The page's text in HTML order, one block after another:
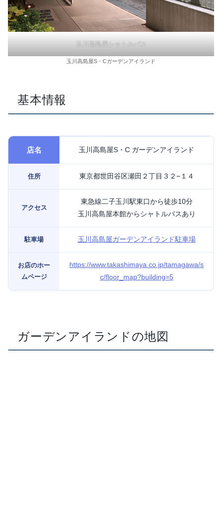
玉川高島屋シャトルバス
玉川高島屋S・Cガーデンアイランド
基本情報
店名 玉川高島屋S・C ガーデンアイランド
住所 東京都世田谷区瀬田２丁目３２−１４
アクセス
東急線二子玉川駅東口から徒歩10分
玉川高島屋本館からシャトルバスあり
駐車場 玉川高島屋ガーデンアイランド駐車場
お店のホー
ムページ
https://www.takashimaya.co.jp/tamagawa/s
c/floor_map?building=5
ガーデンアイランドの地図